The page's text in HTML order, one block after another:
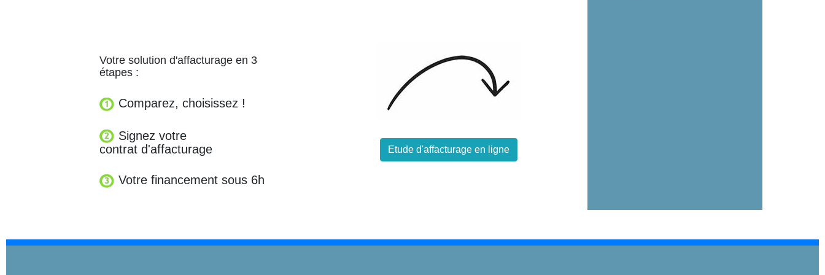
Votre solution d'affacturage en 3
étapes :
Comparez, choisissez !
Signez votre
contrat d'affacturage
Votre financement sous 6h
Etude d'affacturage en ligne